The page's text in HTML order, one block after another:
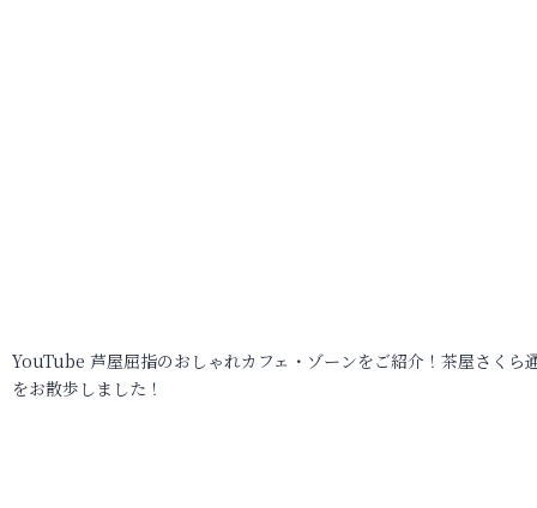
YouTube 芦屋屈指のおしゃれカフェ・ゾーンをご紹介！茶屋さくら
をお散歩しました！